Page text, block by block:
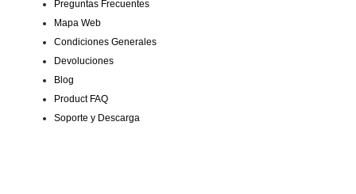
Preguntas Frecuentes
Mapa Web
Condiciones Generales
Devoluciones
Blog
Product FAQ
Soporte y Descarga